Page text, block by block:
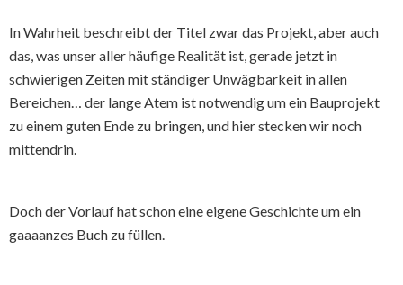
In Wahrheit beschreibt der Titel zwar das Projekt, aber auch
das, was unser aller häufige Realität ist, gerade jetzt in
schwierigen Zeiten mit ständiger Unwägbarkeit in allen
Bereichen… der lange Atem ist notwendig um ein Bauprojekt
zu einem guten Ende zu bringen, und hier stecken wir noch
mittendrin.
Doch der Vorlauf hat schon eine eigene Geschichte um ein
gaaaanzes Buch zu füllen.